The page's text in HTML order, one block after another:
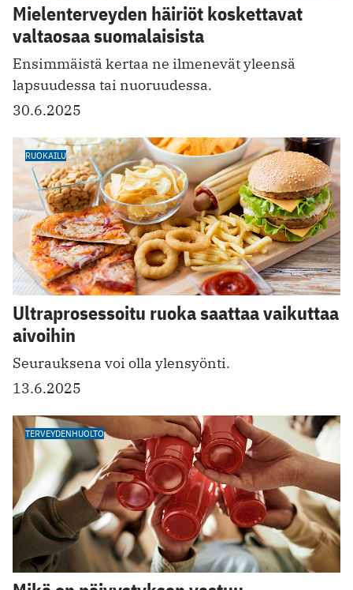
Mielenterveyden häiriöt koskettavat
valtaosaa suomalaisista
Ensimmäistä kertaa ne ilmenevät yleensä
lapsuudessa tai nuoruudessa.
30.6.2025
RUOKAILU
Ultraprosessoitu ruoka saattaa vaikuttaa
aivoihin
Seurauksena voi olla ylensyönti.
13.6.2025
TERVEYDENHUOLTO